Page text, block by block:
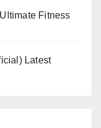
Fitness
Latest